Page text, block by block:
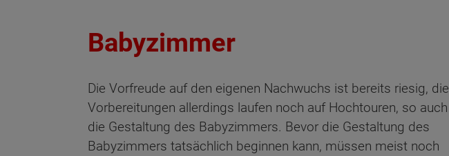
Babyzimmer
Die Vorfreude auf den eigenen Nachwuchs ist bereits riesig, die
Vorbereitungen allerdings laufen noch auf Hochtouren, so auch
die Gestaltung des Babyzimmers. Bevor die Gestaltung des
Babyzimmers tatsächlich beginnen kann, müssen meist noch